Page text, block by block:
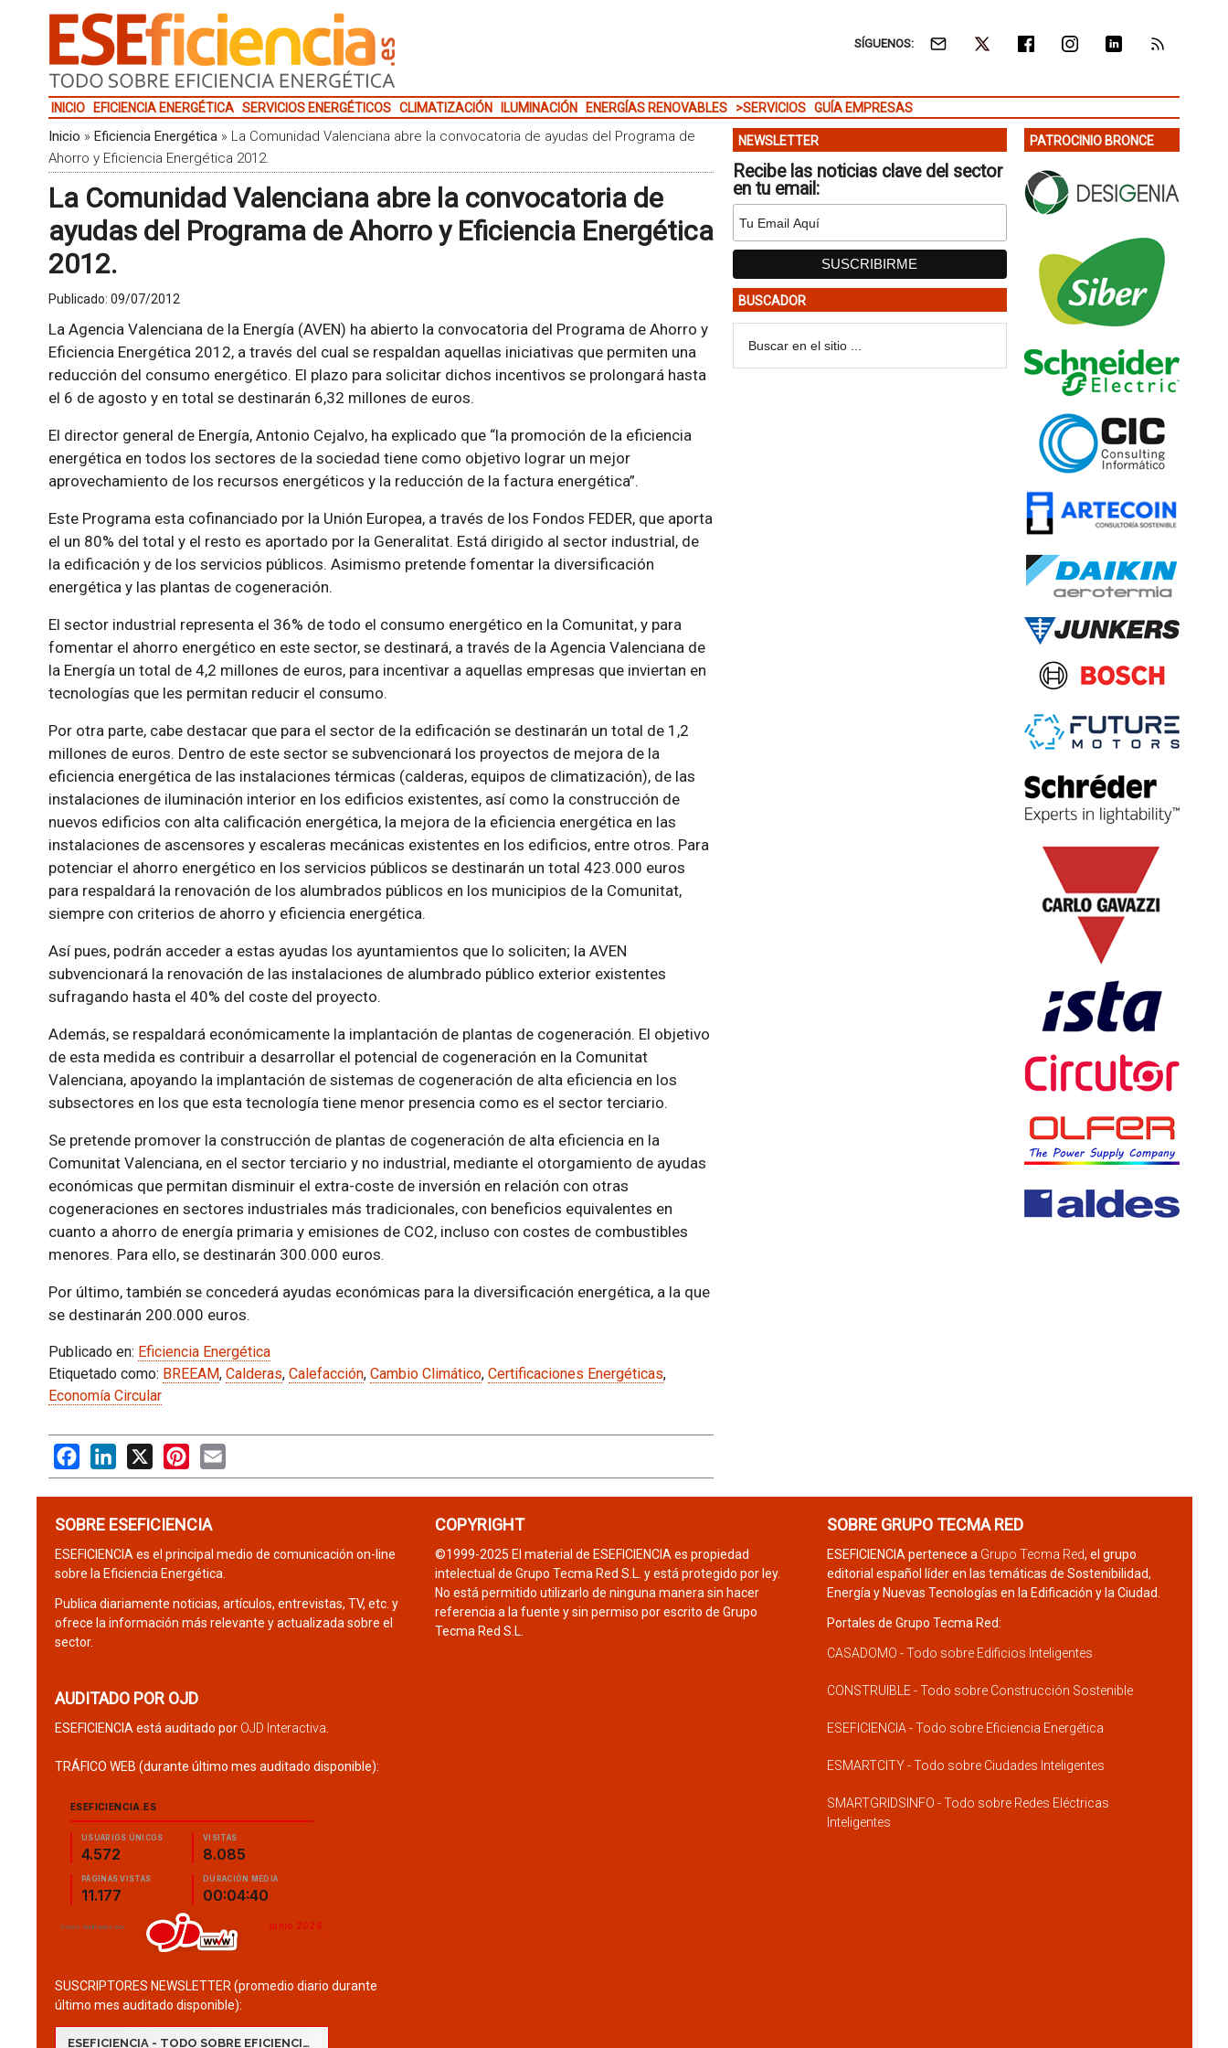
SÍGUENOS:
INICIO EFICIENCIA ENERGÉTICA SERVICIOS ENERGÉTICOS CLIMATIZACIÓN ILUMINACIÓN ENERGÍAS RENOVABLES >SERVICIOS GUÍA EMPRESAS
Inicio » Eficiencia Energética» La Comunidad Valenciana abre la convocatoria de ayudas del Programa de
Ahorro y Eficiencia Energética 2012.
La Comunidad Valenciana abre la convocatoria de
ayudas del Programa de Ahorro y Eficiencia Energética
2012.
Publicado: 09/07/2012
La Agencia Valenciana de la Energía (AVEN) ha abierto la convocatoria del Programa de Ahorro y
Eficiencia Energética 2012, a través del cual se respaldan aquellas iniciativas que permiten una
reducción del consumo energético. El plazo para solicitar dichos incentivos se prolongará hasta
el 6 de agosto y en total se destinarán 6,32 millones de euros.
El director general de Energía, Antonio Cejalvo, ha explicado que “la promoción de la eficiencia
energética en todos los sectores de la sociedad tiene como objetivo lograr un mejor
aprovechamiento de los recursos energéticos y la reducción de la factura energética”.
Este Programa esta cofinanciado por la Unión Europea, a través de los Fondos FEDER, que aporta
el un 80% del total y el resto es aportado por la Generalitat. Está dirigido al sector industrial, de
la edificación y de los servicios públicos. Asimismo pretende fomentar la diversificación
energética y las plantas de cogeneración.
El sector industrial representa el 36% de todo el consumo energético en la Comunitat, y para
fomentar el ahorro energético en este sector, se destinará, a través de la Agencia Valenciana de
la Energía un total de 4,2 millones de euros, para incentivar a aquellas empresas que inviertan en
tecnologías que les permitan reducir el consumo.
Por otra parte, cabe destacar que para el sector de la edificación se destinarán un total de 1,2
millones de euros. Dentro de este sector se subvencionará los proyectos de mejora de la
eficiencia energética de las instalaciones térmicas (calderas, equipos de climatización), de las
instalaciones de iluminación interior en los edificios existentes, así como la construcción de
nuevos edificios con alta calificación energética, la mejora de la eficiencia energética en las
instalaciones de ascensores y escaleras mecánicas existentes en los edificios, entre otros. Para
potenciar el ahorro energético en los servicios públicos se destinarán un total 423.000 euros
para respaldará la renovación de los alumbrados públicos en los municipios de la Comunitat,
siempre con criterios de ahorro y eficiencia energética.
Así pues, podrán acceder a estas ayudas los ayuntamientos que lo soliciten; la AVEN
subvencionará la renovación de las instalaciones de alumbrado público exterior existentes
sufragando hasta el 40% del coste del proyecto.
Además, se respaldará económicamente la implantación de plantas de cogeneración. El objetivo
de esta medida es contribuir a desarrollar el potencial de cogeneración en la Comunitat
Valenciana, apoyando la implantación de sistemas de cogeneración de alta eficiencia en los
subsectores en los que esta tecnología tiene menor presencia como es el sector terciario.
Se pretende promover la construcción de plantas de cogeneración de alta eficiencia en la
Comunitat Valenciana, en el sector terciario y no industrial, mediante el otorgamiento de ayudas
económicas que permitan disminuir el extra-coste de inversión en relación con otras
cogeneraciones en sectores industriales más tradicionales, con beneficios equivalentes en
cuanto a ahorro de energía primaria y emisiones de CO2, incluso con costes de combustibles
menores. Para ello, se destinarán 300.000 euros.
Por último, también se concederá ayudas económicas para la diversificación energética, a la que
se destinarán 200.000 euros.
Publicado en: Eficiencia Energética
Etiquetado como: BREEAM, Calderas, Calefacción, Cambio Climático, Certificaciones Energéticas,
Economía Circular
FacebookLinkedIn
X PinterestEmail
NEWSLETTER
Recibe las noticias clave del sector
en tu email:
BUSCADOR
PATROCINIO BRONCE
SOBRE ESEFICIENCIA
ESEFICIENCIA es el principal medio de comunicación on-line
sobre la Eficiencia Energética.
Publica diariamente noticias, artículos, entrevistas, TV, etc. y
ofrece la información más relevante y actualizada sobre el
sector.
AUDITADO POR OJD
ESEFICIENCIA está auditado por OJD Interactiva
TRÁFICO WEB (durante último mes auditado disponible):
SUSCRIPTORES NEWSLETTER (promedio diario durante
último mes auditado disponible):
COPYRIGHT
©1999-2025 El material de ESEFICIENCIA es propiedad
intelectual de Grupo Tecma Red S.L. y está protegido por ley.
No está permitido utilizarlo de ninguna manera sin hacer
referencia a la fuente y sin permiso por escrito de Grupo
Tecma Red S.L.
SOBRE GRUPO TECMA RED
ESEFICIENCIA pertenece a Grupo Tecma Red, el grupo
editorial español líder en las temáticas de Sostenibilidad,
Energía y Nuevas Tecnologías en la Edificación y la Ciudad.
Portales de Grupo Tecma Red:
CASADOMO - Todo sobre Edificios Inteligentes
CONSTRUIBLE - Todo sobre Construcción Sostenible
ESEFICIENCIA - Todo sobre Eficiencia Energética
ESMARTCITY - Todo sobre Ciudades Inteligentes
SMARTGRIDSINFO - Todo sobre Redes Eléctricas
Inteligentes